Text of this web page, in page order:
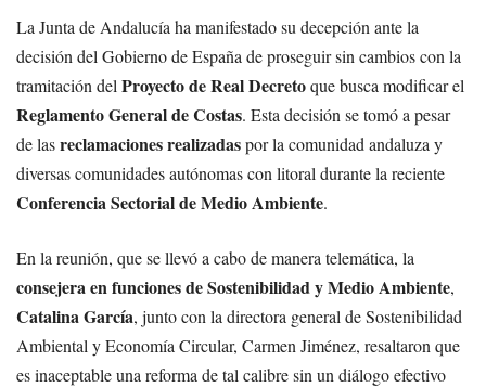
La Junta de Andalucía ha manifestado su decepción ante la
decisión del Gobierno de España de proseguir sin cambios con la
tramitación del Proyecto de Real Decretoque busca modificar el
Reglamento General de Costas. Esta decisión se tomó a pesar
de lasreclamaciones realizadaspor la comunidad andaluza y
diversas comunidades autónomas con litoral durante la reciente
Conferencia Sectorial de Medio Ambiente.
En la reunión, que se llevó a cabo de manera telemática, la
consejera en funciones de Sostenibilidad y Medio Ambiente,
Catalina García, junto con la directora general de Sostenibilidad
Ambiental y Economía Circular, Carmen Jiménez, resaltaron que
es inaceptable una reforma de tal calibre sin un diálogo efectivo